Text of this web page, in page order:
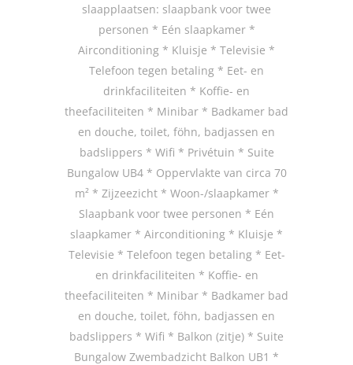
slaapplaatsen: slaapbank voor twee
personen * Eén slaapkamer *
Airconditioning * Kluisje * Televisie *
Telefoon tegen betaling * Eet- en
drinkfaciliteiten * Koffie- en
theefaciliteiten * Minibar * Badkamer bad
en douche, toilet, föhn, badjassen en
badslippers * Wifi * Privétuin * Suite
Bungalow UB4 * Oppervlakte van circa 70
m² * Zijzeezicht * Woon-/slaapkamer *
Slaapbank voor twee personen * Eén
slaapkamer * Airconditioning * Kluisje *
Televisie * Telefoon tegen betaling * Eet-
en drinkfaciliteiten * Koffie- en
theefaciliteiten * Minibar * Badkamer bad
en douche, toilet, föhn, badjassen en
badslippers * Wifi * Balkon (zitje) * Suite
Bungalow Zwembadzicht Balkon UB1 *